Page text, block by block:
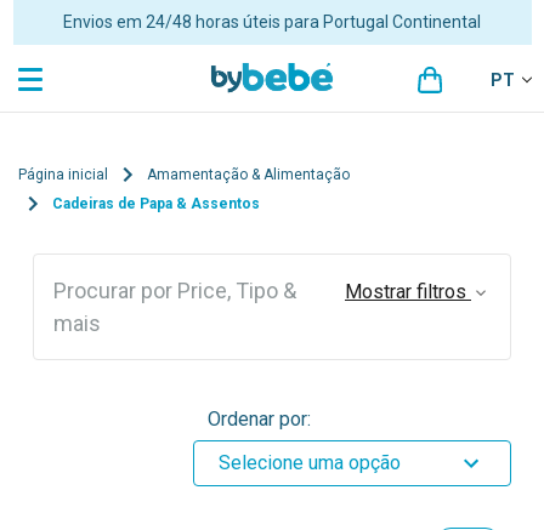
Portes grátis para encomendas superiores a 48€ para Portugal
Continental
PT
Página inicial
Amamentação & Alimentação
Cadeiras de Papa & Assentos
Procurar por Price, Tipo &
mais
Mostrar filtros
Ordenar por:
Selecione uma opção